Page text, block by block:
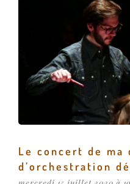
Le concert de ma
d’orchestration